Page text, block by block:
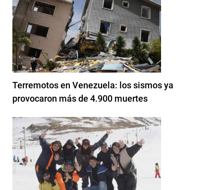
Terremotos en Venezuela: los sismos ya
provocaron más de 4.900 muertes